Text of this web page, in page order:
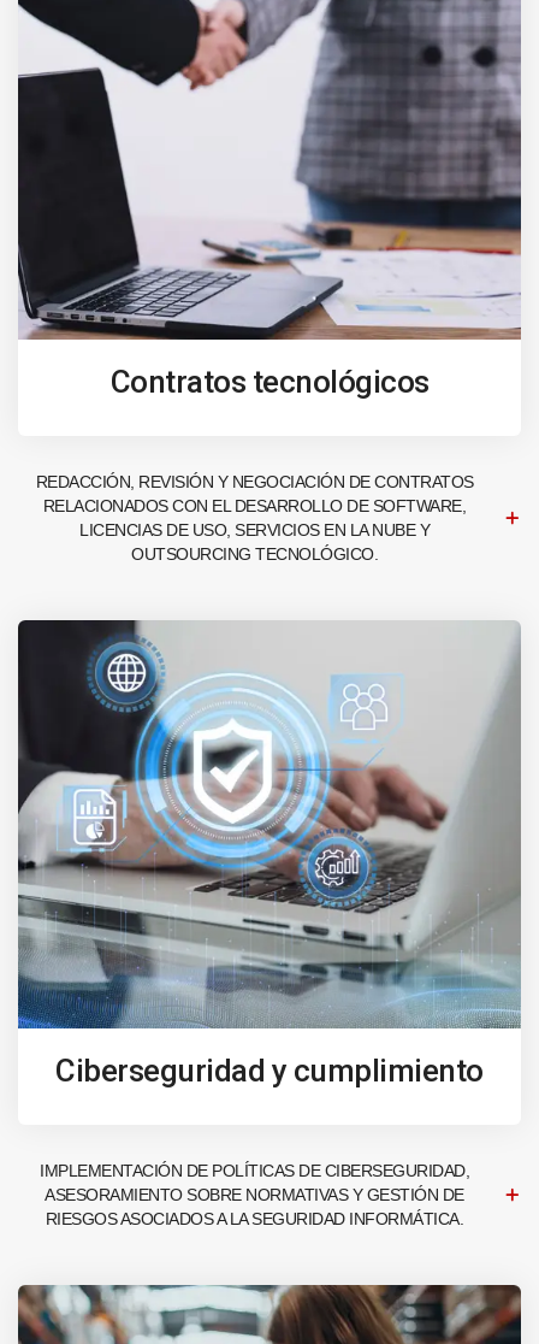
Contratos tecnológicos
REDACCIÓN, REVISIÓN Y NEGOCIACIÓN DE CONTRATOS
RELACIONADOS CON EL DESARROLLO DE SOFTWARE,
LICENCIAS DE USO, SERVICIOS EN LA NUBE Y
OUTSOURCING TECNOLÓGICO.
Ciberseguridad y cumplimiento
IMPLEMENTACIÓN DE POLÍTICAS DE CIBERSEGURIDAD,
ASESORAMIENTO SOBRE NORMATIVAS Y GESTIÓN DE
RIESGOS ASOCIADOS A LA SEGURIDAD INFORMÁTICA.